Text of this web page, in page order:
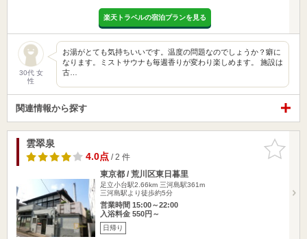
楽天トラベルの宿泊プランを見る
30代 女
性
お湯がとても気持ちいいです。温度の問題なのでしょうか？癖に
なります。ミストサウナも毎週香りが変わり楽しめます。 施設は
古…
関連情報から探す
お気に入
りに追加
雲翠泉
4.0点/ 2 件
東京都 / 荒川区東日暮里
足立小台駅2.66km 三河島駅361m
三河島駅より徒歩約5分
営業時間 15:00～22:00
入浴料金 550円～
日帰り